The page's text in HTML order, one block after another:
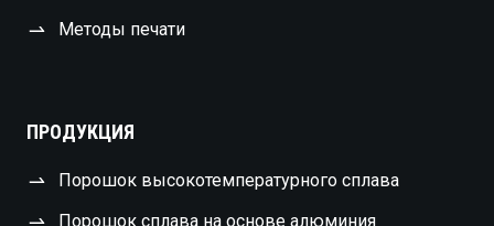
Методы печати
ПРОДУКЦИЯ
Порошок высокотемпературного сплава
Порошок сплава на основе алюминия